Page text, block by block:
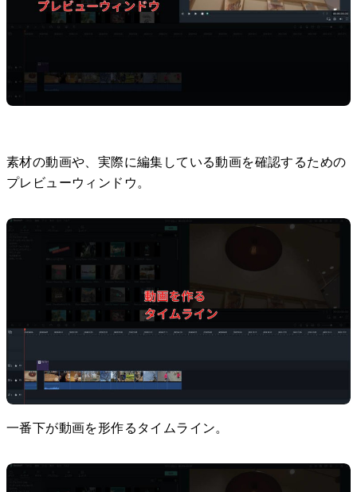
素材の動画や、実際に編集している動画を確認するための
プレビューウィンドウ。
一番下が動画を形作るタイムライン。